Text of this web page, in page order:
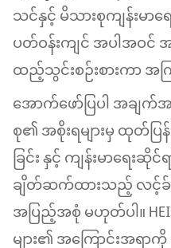
သင်နှင့် မိသားစုကျန်းမာရ
ပတ်ဝန်းကျင် အပါအဝင်
ထည့်သွင်းစဉ်းစားကာ အက
အောက်ဖော်ပြပါ အချက်
စု၏ အစိုးရများမှ ထုတ်
ခြင်း နှင့် ကျန်းမာရေးဆို
ချိတ်ဆက်ထားသည့် လင့်ခ်မ
အပြည့်အစုံ မဟုတ်ပါ။
များ၏ အကြောင်းအရ